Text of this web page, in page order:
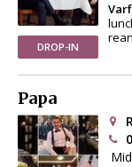
DROP-IN
Papa